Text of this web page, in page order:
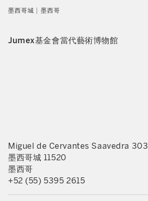
墨西哥城 | 墨西哥
Jumex基金會當代藝術博物館
Miguel de Cervantes Saavedra 303
墨西哥城 11520
墨西哥
+52 (55) 5395 2615